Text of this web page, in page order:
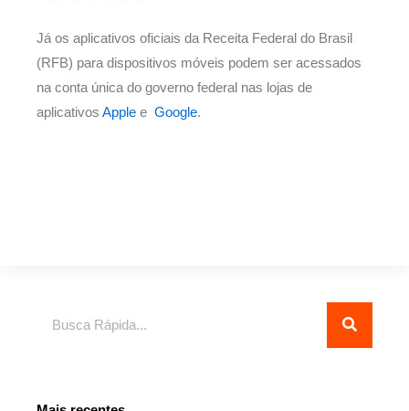
Já os aplicativos oficiais da Receita Federal do Brasil
(RFB) para dispositivos móveis podem ser acessados
na conta única do governo federal nas lojas de
aplicativos Apple e Google.